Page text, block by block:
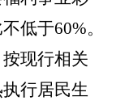
低于60%。
现行相关
行居民生